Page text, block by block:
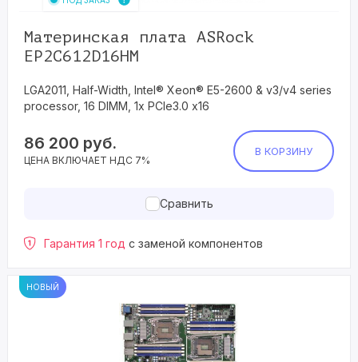
Материнская плата ASRock
EP2C612D16HM
LGA2011, Half-Width, Intel® Xeon® E5-2600 & v3/v4 series
processor, 16 DIMM, 1x PCIe3.0 x16
86 200 руб.
ЦЕНА ВКЛЮЧАЕТ НДС 7%
В КОРЗИНУ
Сравнить
Гарантия 1 год с заменой компонентов
НОВЫЙ